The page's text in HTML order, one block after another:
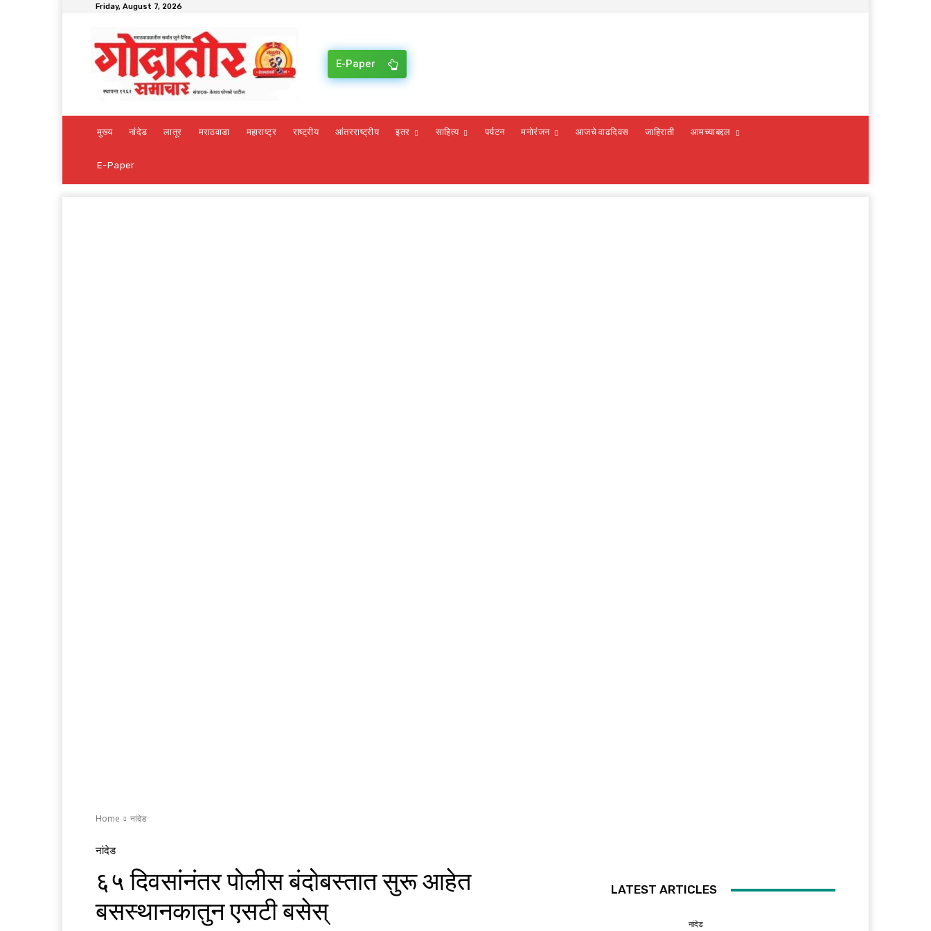
Friday, August 7, 2026
E-Paper
मुख्य नांदेड लातूर मराठवाडा महाराष्ट्र राष्ट्रीय आंतरराष्ट्रीय इतर साहित्य पर्यटन मनोरंजन आजचे वाढदिवस जाहिराती आमच्याबद्दल
E-Paper
Home नांदेड
नांदेड
६५ दिवसांनंतर पोलीस बंदोबस्तात सुरू आहेत
बसस्थानकातुन एसटी बसेस्
LATEST ARTICLES
नांदेड